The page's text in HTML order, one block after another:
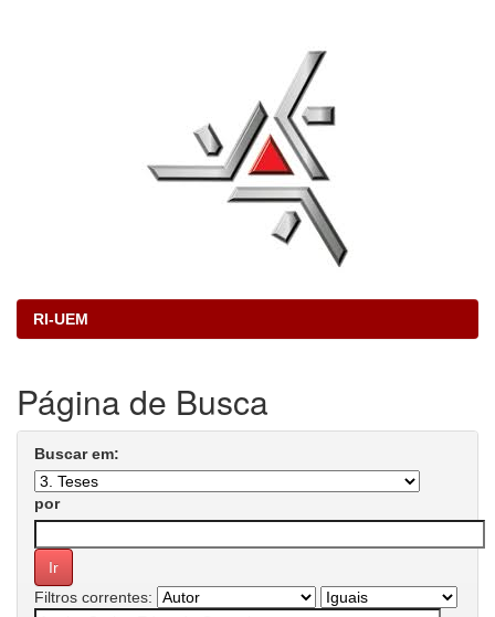
RI-UEM
Página de Busca
Buscar em:
por
Filtros correntes: